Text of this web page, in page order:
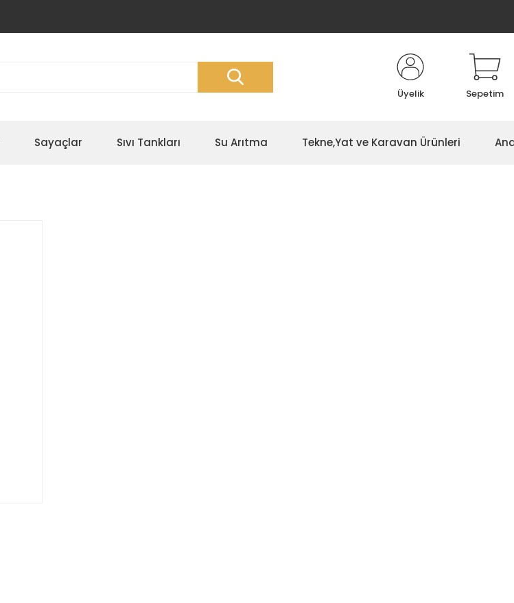
Üyelik Sepetim
Sayaçlar Sıvı Tankları Su Arıtma Tekne,Yat ve Karavan Ürünleri